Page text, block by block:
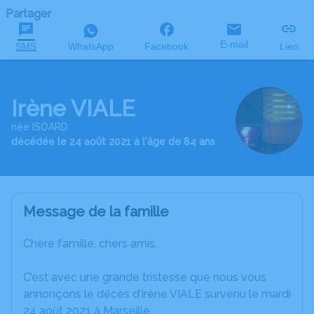
Partager
SMS WhatsApp Facebook E-mail Lien
Irène VIALE
née ISOARD
décédée le 24 août 2021 à l'âge de 84 ans
Message de la famille
Chère famille, chers amis,
C’est avec une grande tristesse que nous vous
annonçons le décès d’Irène VIALE survenu le mardi
24 août 2021 à Marseille.